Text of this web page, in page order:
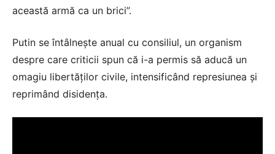
această armă ca un brici”.
Putin se întâlnește anual cu consiliul, un organism
despre care criticii spun că i-a permis să aducă un
omagiu libertăților civile, intensificând represiunea și
reprimând disidența.